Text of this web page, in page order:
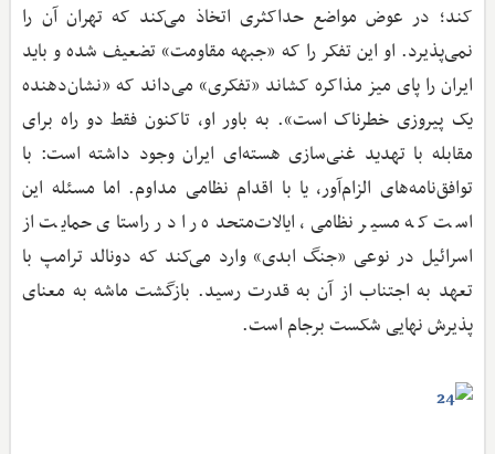
کند؛ در عوض مواضع حداکثری اتخاذ می‌کند که تهران آن را
نمی‌پذیرد. او این تفکر را که «جبهه مقاومت» تضعیف شده و باید
ایران را پای میز مذاکره کشاند «تفکری» می‌داند که «نشان‌دهنده
یک پیروزی خطرناک است». به باور او، تاکنون فقط دو راه برای
مقابله با تهدید غنی‌سازی هسته‌ای ایران وجود داشته است: با
توافق‌نامه‌های الزام‌آور، یا با اقدام نظامی مداوم. اما مسئله این
است که مسیر نظامی، ایالات‌متحده را در راستای حمایت از
اسرائیل در نوعی «جنگ ابدی» وارد می‌کند که دونالد ترامپ با
تعهد به اجتناب از آن به قدرت رسید. بازگشت ماشه به معنای
پذیرش نهایی شکست برجام است.